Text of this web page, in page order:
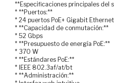
**Especificaciones principales
* **Puertos:**
* 24 puertos PoE+ Gigabit
* **Capacidad de conmutación:**
* 52 Gbps
* **Presupuesto de energía PoE:**
* 370 W
* **Estándares PoE:**
* IEEE 802.3af/at/bt
* **Administración:**